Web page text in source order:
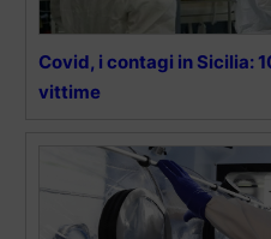
Covid, i contagi in Sicilia:
vittime